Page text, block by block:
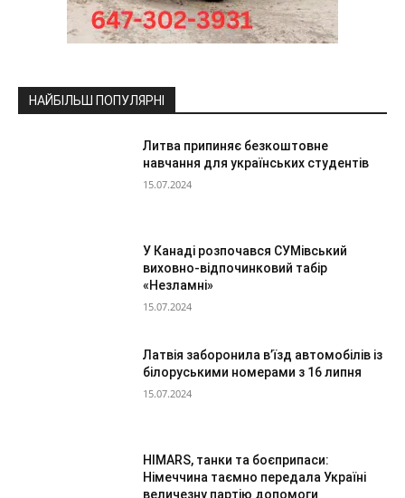
НАЙБІЛЬШ ПОПУЛЯРНІ
Литва припиняє безкоштовне
навчання для українських студентів
15.07.2024
У Канаді розпочався СУМівський
виховно-відпочинковий табір
«Незламні»
15.07.2024
Латвія заборонила в’їзд автомобілів із
білоруськими номерами з 16 липня
15.07.2024
HIMARS, танки та боєприпаси:
Німеччина таємно передала Україні
величезну партію допомоги